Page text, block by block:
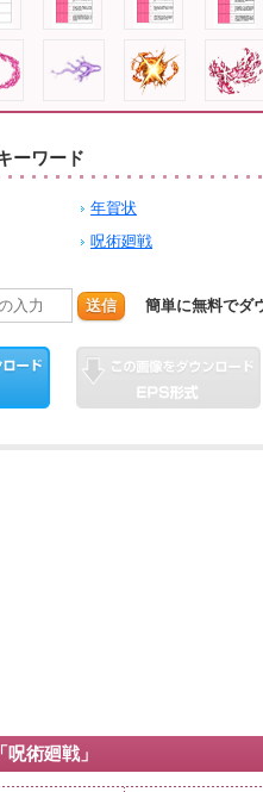
ーワード
年賀状
呪術廻戦
送信 簡単に無料でダ
術廻戦」